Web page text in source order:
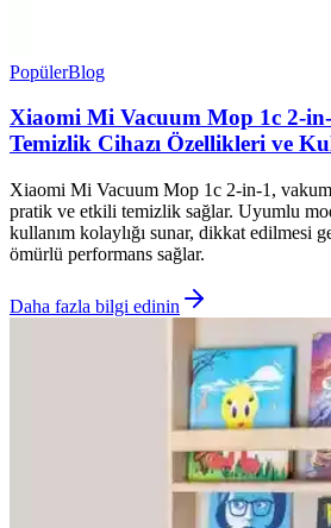
PopülerBlog
Xiaomi Mi Vacuum Mop 1c 2-
Temizlik Cihazı Özellikleri ve
Xiaomi Mi Vacuum Mop 1c 2-in-1,
pratik ve etkili temizlik sağlar. Uyumlu
kullanım kolaylığı sunar, dikkat edilmesi
ömürlü performans sağlar.
Daha fazla bilgi edinin